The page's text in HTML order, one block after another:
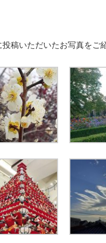
投稿いただいたお写真をご